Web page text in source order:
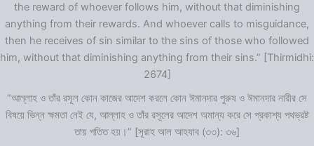
the reward of whoever follows him, without that diminishing
anything from their rewards. And whoever calls to misguidance,
then he receives of sin similar to the sins of those who followed
him, without that diminishing anything from their sins.” [Thirmidhi:
2674]
“আল্লাহ ও তাঁর রসূল কোন কাজের আদেশ করলে কোন ঈমানদার পুরুষ ও ঈমানদার নারীর সে
বিষয়ে ভিন্ন ক্ষমতা নেই যে, আল্লাহ ও তাঁর রসূলের আদেশ অমান্য করে সে প্রকাশ্য পথভ্রষ্ট
তায় পতিত হয়।” [সূরাহ আল আহযাব (৩৩): ৩৬]